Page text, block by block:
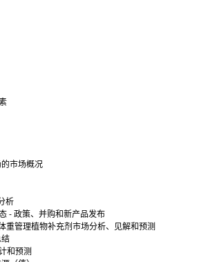
市场概况
析
- 政策、并购和新产品发布
重管理植物补充剂市场分析、见解和预测
和预测